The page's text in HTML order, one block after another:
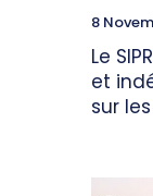
8
Le
et
sur